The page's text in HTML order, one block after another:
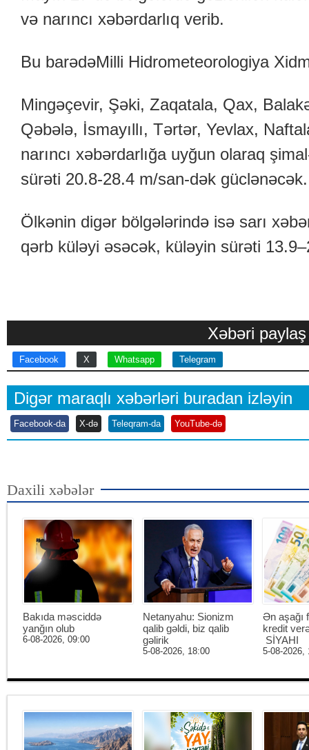
və narıncı xəbərdarlıq verib.
Bu barədəMilli Hidrometeorologiya
Mingəçevir, Şəki, Zaqatala, Qax,
Qəbələ, İsmayıllı, Tərtər, Yevlax,
narıncı xəbərdarlığa uyğun olaraq
sürəti 20.8-28.4 m/san-dək güclənəcək.
Ölkənin digər bölgələrində isə sarı
qərb küləyi əsəcək, küləyin sürəti
Xəbəri paylaş
Facebook X Whatsapp Telegram
Digər maraqlı xəbərləri buradan izləyin
Facebook-da X-də Teleqram-da YouTube-də
Daxili xəbələr
Bakıda məsciddə
yanğın olub
6-08-2026, 09:00
Netanyahu: Sionizm
qalib gəldi, biz qalib
gəlirik
5-08-2026, 18:00
Ən aşağı
kredit
SİYAHI
5-08-2026,